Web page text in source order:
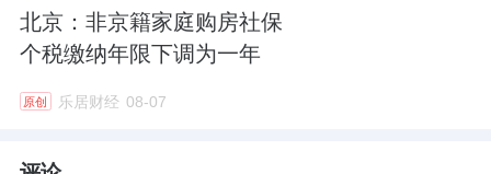
北京：非京籍家庭购房社保
个税缴纳年限下调为一年
原创 乐居财经 08-07